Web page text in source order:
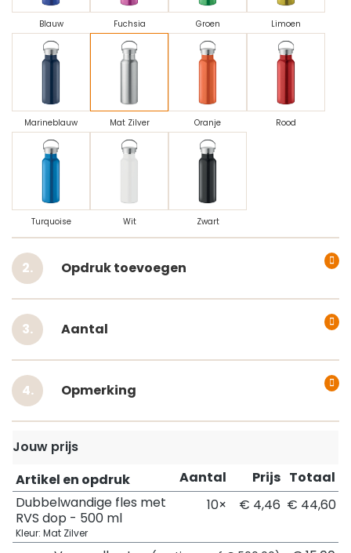
Blauw Fuchsia Groen Limoen
Marineblauw Mat Zilver Oranje Rood
Turquoise Wit Zwart
Opdruk toevoegen
Aantal
Opmerking
Jouw prijs
Artikel en opdruk
Aantal Prijs Totaal
Dubbelwandige fles met
RVS dop - 500 ml
Kleur: Mat Zilver
10× € 4,46 € 44,60